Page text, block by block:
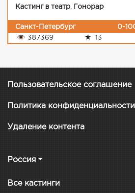
Кастинг в театр Гонорар
Санкт-Петербург
0-
👁 387369 ★ 13
Пользовательское соглашение
Политика конфиденциальности
Удаление контента
Россия
Все кастинги